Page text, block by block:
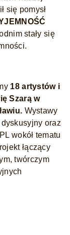
się pomysł
stały się
18 artystów i
Szarą w
Wystawy
oraz
wokół tematu
łączący
twórczym